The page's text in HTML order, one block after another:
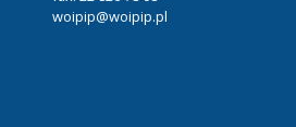
woipip@woipip.pl